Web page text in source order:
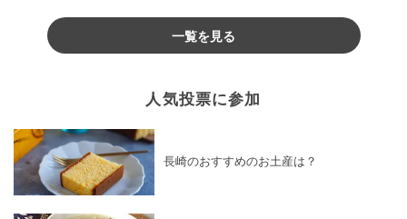
一覧を見る
人気投票に参加
長崎のおすすめのお土産は？